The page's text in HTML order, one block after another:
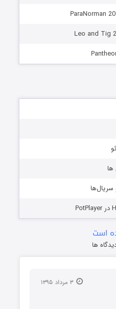
ها
سریال‌ها
است
ها